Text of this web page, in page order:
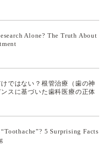
Alone? The Truth About
ではない？根管治療（歯の神
スに基づいた歯科医療の正体
5 Surprising Facts